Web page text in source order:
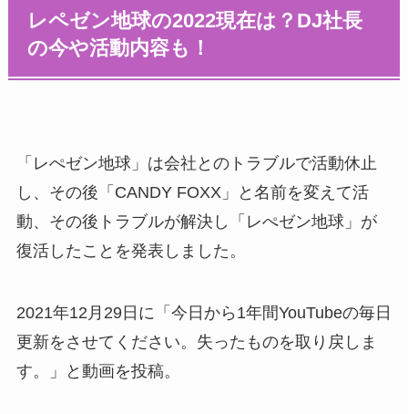
レペゼン地球の2022現在は？DJ社長
の今や活動内容も！
「レぺゼン地球」は会社とのトラブルで活動休止
し、その後「CANDY FOXX」と名前を変えて活
動、その後トラブルが解決し「レぺゼン地球」が
復活したことを発表しました。
2021年12月29日に「今日から1年間YouTubeの毎日
更新をさせてください。失ったものを取り戻しま
す。」と動画を投稿。